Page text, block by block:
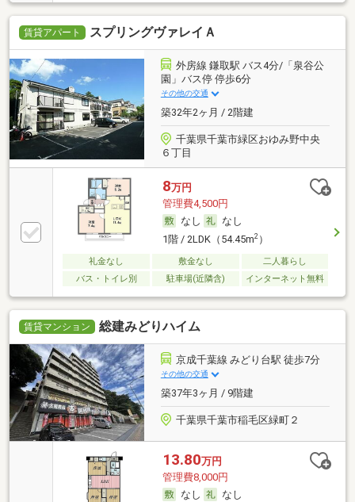
賃貸アパート スプリングヴァレイＡ
外房線 鎌取駅 バス4分/「泉谷公
園」バス停 停歩6分
その他の交通
築32年2ヶ月 / 2階建
千葉県千葉市緑区おゆみ野中央
６丁目
8万円
管理費4,500円
なし
なし
1階 / 2LDK（54.45m2）
礼金なし 敷金なし
二人暮らし
バス・トイレ別
駐車場(近隣含) インターネット無料
賃貸マンション 総建みどりハイム
京成千葉線 みどり台駅 徒歩7分
その他の交通
築37年3ヶ月 / 9階建
千葉県千葉市稲毛区緑町２
13.80万円
管理費8,000円
なし
なし